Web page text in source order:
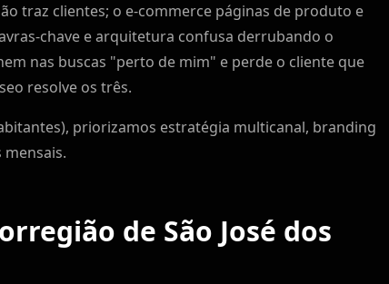
traz clientes; o e-commerce páginas de produto e
chave e arquitetura confusa derrubando o
nas buscas "perto de mim" e perde o cliente que
resolve os três.
priorizamos estratégia multicanal, branding
de São José dos